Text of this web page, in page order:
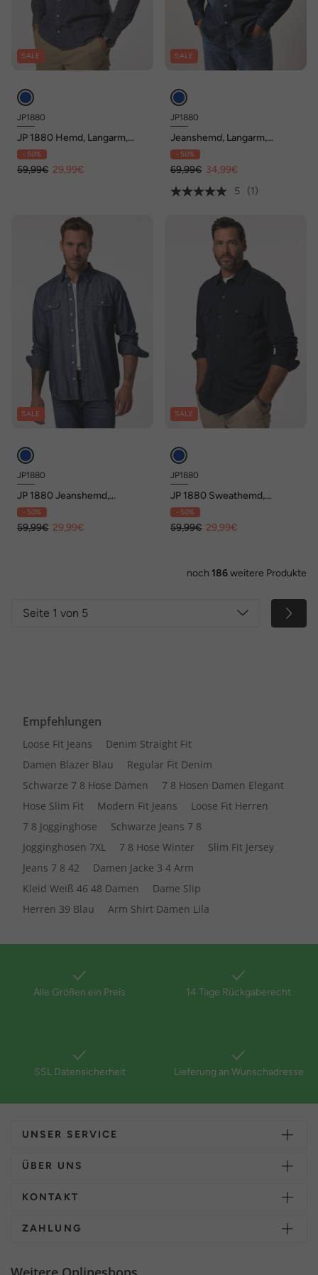
SALE
JP1880
JP 1880 Hemd, Langarm,
Truckerstyle, Vintage Look,
Kentkragen, Modern Basic
Fit, bis 8 XL
- 50%
59,99€ 29,99€
SALE
JP1880
Jeanshemd, Langarm,
Kentkragen, Vintage Look,
Modern Fit, bis 8 XL
- 50%
69,99€ 34,99€
5
(1)
SALE
JP1880
JP 1880 Jeanshemd,
Langarm, Kentkragen,
Modern Fit, bis 8 XL
- 50%
59,99€ 29,99€
SALE
JP1880
JP 1880 Sweathemd,
Kentkragen, Modern Fit, bis 8
XL- 50%
59,99€ 29,99€
noch 186weitere Produkte
Seite 1 von 5
Empfehlungen
Loose Fit Jeans
Denim Straight Fit
Damen Blazer Blau
Regular Fit Denim
Schwarze 7 8 Hose Damen
7 8 Hosen Damen Elegant
Hose Slim Fit
Modern Fit Jeans
Loose Fit Herren
7 8 Jogginghose
Schwarze Jeans 7 8
Jogginghosen 7XL
7 8 Hose Winter
Slim Fit Jersey
Jeans 7 8 42
Damen Jacke 3 4 Arm
Kleid Weiß 46 48 Damen
Dame Slip
Herren 39 Blau
Arm Shirt Damen Lila
Alle Größen ein Preis 14 Tage Rückgaberecht
SSL Datensicherheit Lieferung an Wunschadresse
UNSER SERVICE
ÜBER UNS
KONTAKT
ZAHLUNG